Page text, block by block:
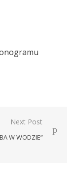
Next Post
W WODZIE”